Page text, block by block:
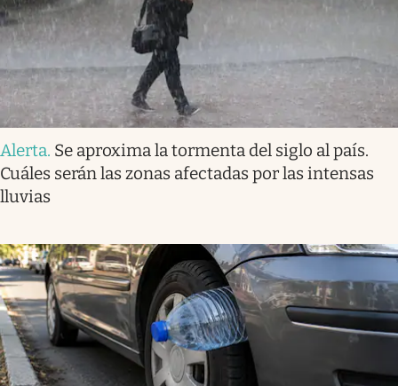
Alerta. Se aproxima la tormenta del siglo al país.
Cuáles serán las zonas afectadas por las intensas
lluvias